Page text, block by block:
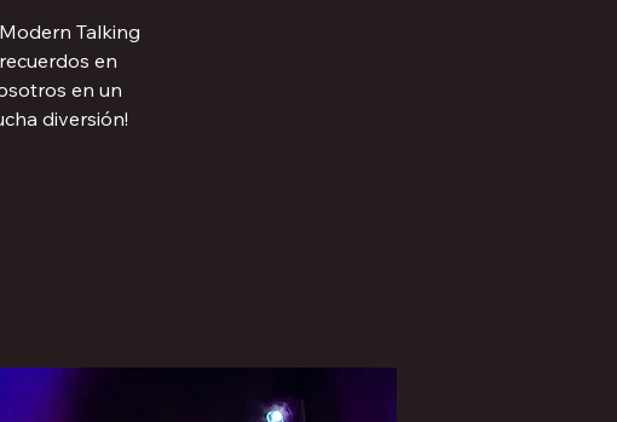
Talking
en
en un
diversión!